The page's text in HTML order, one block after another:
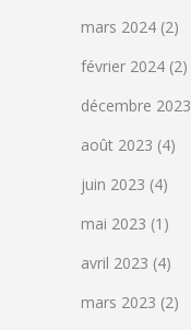
mars 2024 (2)
février 2024 (2)
décembre 2023
août 2023 (4)
juin 2023 (4)
mai 2023 (1)
avril 2023 (4)
mars 2023 (2)